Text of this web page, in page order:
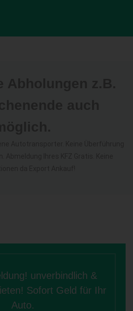
unverbindlich &
Sofort Geld für Ihr
Auto.